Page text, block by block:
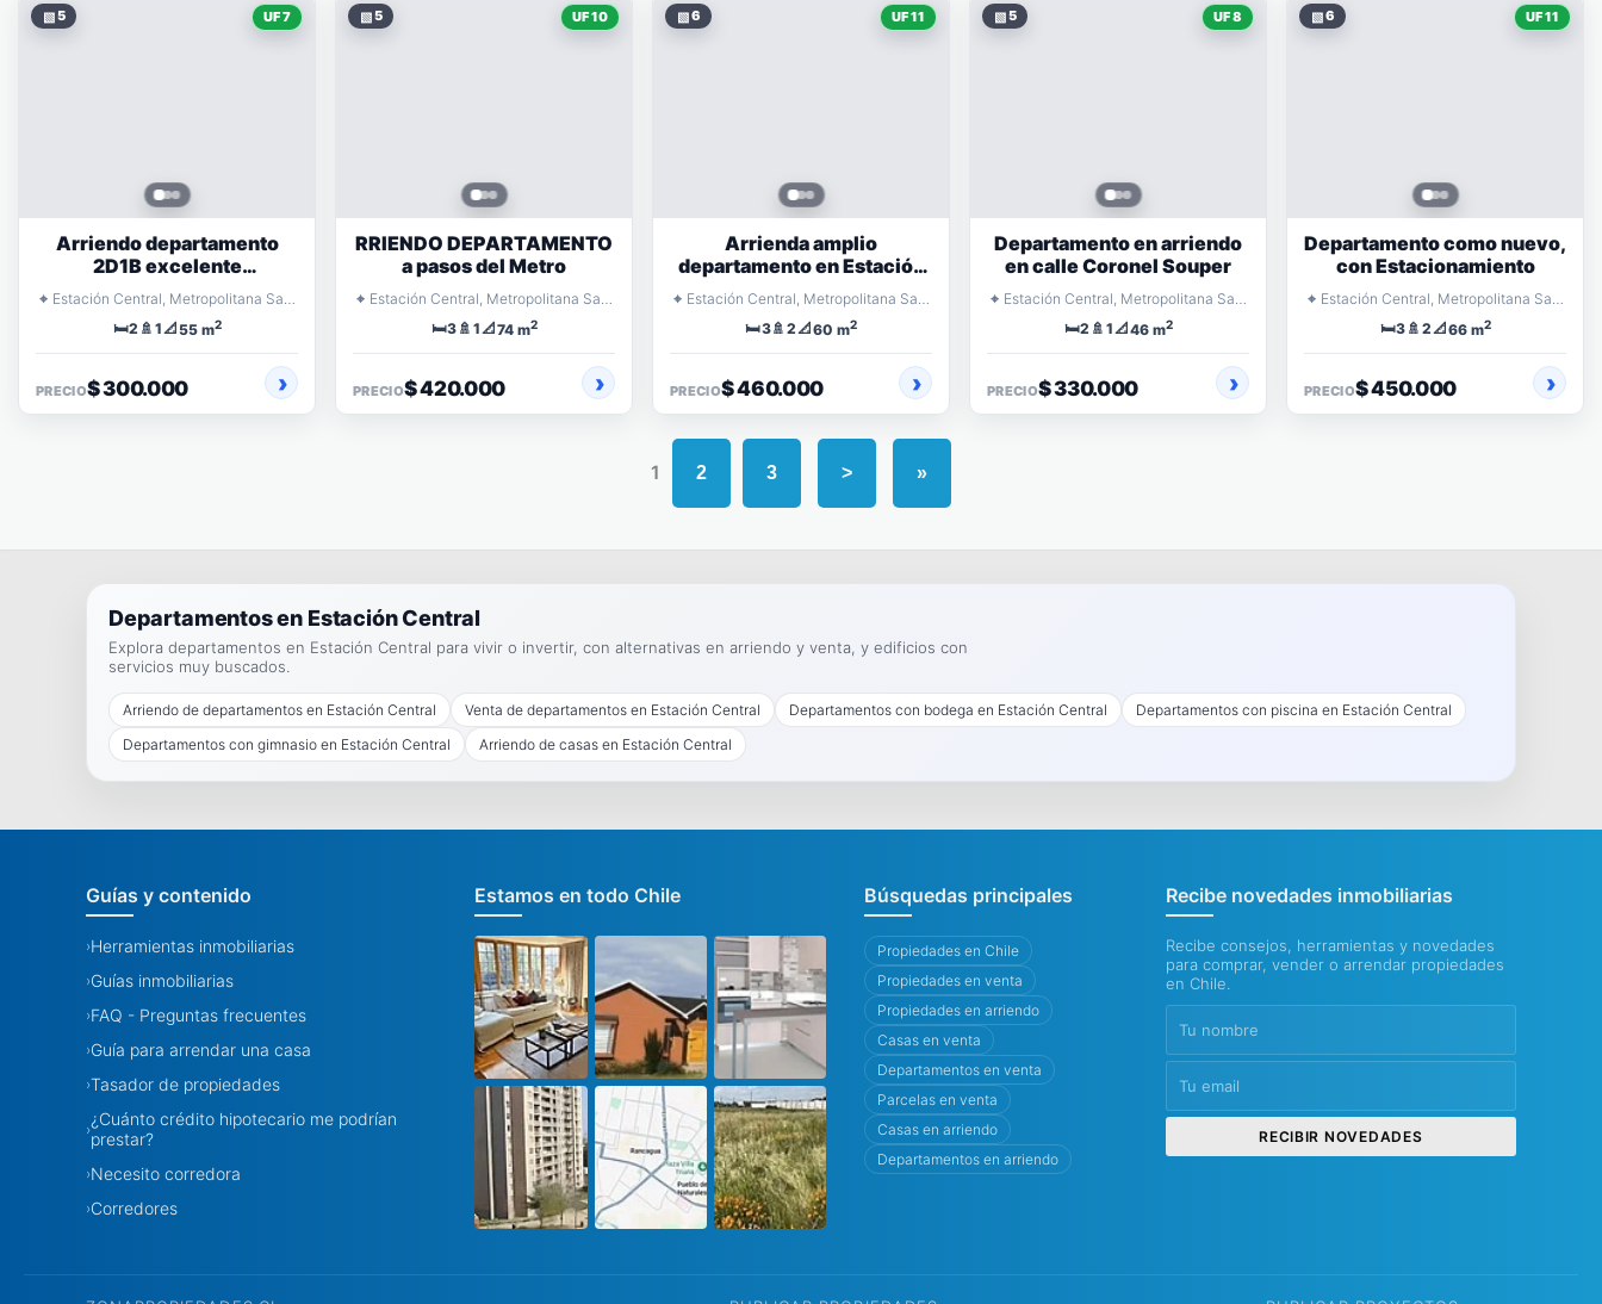
▧5 UF 7
Arriendo departamento
2D1B excelente
conectividad
⌖ Estación Central, Metropolitana Santiago
🛏️2 🚿 1📐55 m2
PRECIO$ 300.000
▧5 UF 10
RRIENDO DEPARTAMENTO
a pasos del Metro
⌖ Estación Central, Metropolitana Santiago
🛏️3 🚿 1📐74 m2
PRECIO$ 420.000
▧6 UF 11
Arrienda amplio
departamento en Estación
Central
⌖ Estación Central, Metropolitana Santiago
🛏️3🚿 2📐60 m2
PRECIO$ 460.000
▧5 UF 8
Departamento en arriendo
en calle Coronel Souper
⌖ Estación Central, Metropolitana Santiago
🛏️2 🚿 1📐46 m2
PRECIO$ 330.000
▧6 UF 11
Departamento como nuevo,
con Estacionamiento
⌖ Estación Central, Metropolitana Santiago
🛏️3 🚿 2📐66 m2
PRECIO$ 450.000
1 2 3 > »
Departamentos en Estación Central
Explora departamentos en Estación Central para vivir o invertir, con alternativas en arriendo y venta, y edificios con
servicios muy buscados.
Arriendo de departamentos en Estación Central Venta de departamentos en Estación Central Departamentos con bodega en Estación Central
Departamentos con piscina en Estación Central
Departamentos con gimnasio en Estación Central
Arriendo de casas en Estación Central
Guías y contenido
›Herramientas inmobiliarias
›Guías inmobiliarias
›FAQ - Preguntas frecuentes
›Guía para arrendar una casa
›Tasador de propiedades
›¿Cuánto crédito hipotecario me podrían
prestar?
›Necesito corredora
›Corredores
Estamos en todo Chile Búsquedas principales
Propiedades en Chile
Propiedades en venta
Propiedades en arriendo
Casas en venta
Departamentos en venta
Parcelas en venta
Casas en arriendo
Departamentos en arriendo
Recibe novedades inmobiliarias
Recibe consejos, herramientas y novedades
para comprar, vender o arrendar propiedades
en Chile.
RECIBIR NOVEDADES